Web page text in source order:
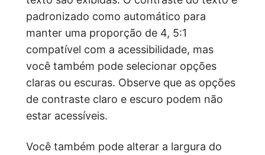
padronizado como automático para
manter uma proporção de 4, 5:1
compatível com a acessibilidade, mas
você também pode selecionar opções
claras ou escuras. Observe que as opções
de contraste claro e escuro podem não
estar acessíveis.
Você também pode alterar a largura do